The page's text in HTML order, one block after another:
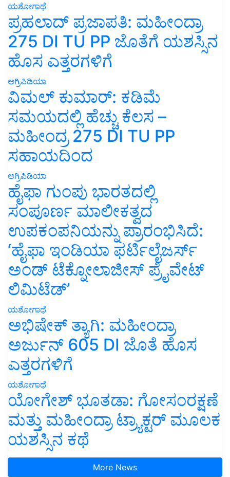
ಯಶೋಗಾಥೆ
ಪ್ರಹಲಾದ್ ಪ್ರಜಾಪತಿ: ಮಹೀಂದ್ರಾ
275 DI TU PP ಜೊತೆಗೆ ಯಶಸ್ಸಿನ
ಹೊಸ ಎತ್ತರಗಳಿಗೆ
ಅಗ್ರಿಪಿಡಿಯಾ
ವಿಮಲ್ ಕುಮಾರ್: ಕಡಿಮೆ
ಸಮಯದಲ್ಲಿ ಹೆಚ್ಚು ಕೆಲಸ –
ಮಹೀಂದ್ರ 275 DI TU PP
ಸಹಾಯದಿಂದ
ಅಗ್ರಿಪಿಡಿಯಾ
ಹೈಫಾ ಗುಂಪು ಭಾರತದಲ್ಲಿ
ಸಂಪೂರ್ಣ ಮಾಲೀಕತ್ವದ
ಉಪಕಂಪನಿಯನ್ನು ಪ್ರಾರಂಭಿಸಿದೆ:
‘ಹೈಫಾ ಇಂಡಿಯಾ ಫರ್ಟಿಲೈಜರ್ಸ್
ಅಂಡ್ ಟೆಕ್ನೋಲಾಜೀಸ್ ಪ್ರೈವೇಟ್
ಲಿಮಿಟೆಡ್’
ಯಶೋಗಾಥೆ
ಅಭಿಷೇಕ್ ತ್ಯಾಗಿ: ಮಹೀಂದ್ರಾ
ಅರ್ಜುನ್ 605 DI ಜೊತೆ ಹೊಸ
ಎತ್ತರಗಳಿಗೆ
ಯಶೋಗಾಥೆ
ಯೋಗೇಶ್ ಭೂತಡಾ: ಗೋಸಂರಕ್ಷಣೆ
ಮತ್ತು ಮಹೀಂದ್ರಾ ಟ್ರ್ಯಾಕ್ಟರ್ ಮೂಲಕ
ಯಶಸ್ಸಿನ ಕಥೆ
More News